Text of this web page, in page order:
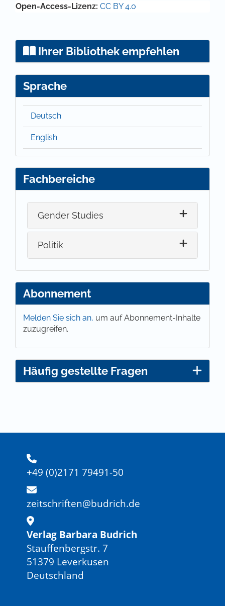
Open-Access-Lizenz: CC BY 4.0
Ihrer Bibliothek empfehlen
Sprache
Deutsch
English
Fachbereiche
Gender Studies
Politik
Abonnement
Melden Sie sich an, um auf Abonnement-Inhalte
zuzugreifen.
Häufig gestellte Fragen
+49 (0)2171 79491-50
zeitschriften@budrich.de
Verlag Barbara Budrich
Stauffenbergstr. 7
51379 Leverkusen
Deutschland